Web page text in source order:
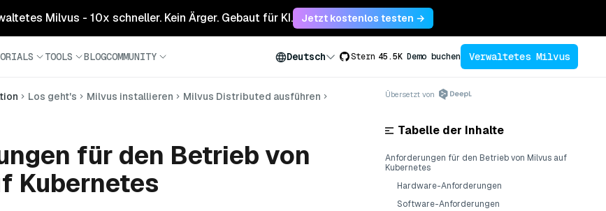
Milvus - 10x schneller. Kein Ärger. Gebaut für KI. Jetzt kostenlos testen →
TOOLS BLOGCOMMUNITY Deutsch Stern 45.5K Demo buchen Verwaltetes Milvus
Los geht's Milvus installieren
Milvus Distributed ausführen
für den Betrieb von
Kubernetes
Übersetzt von
Tabelle der Inhalte
Anforderungen für den Betrieb von Milvus auf
Kubernetes
Hardware-Anforderungen
Software-Anforderungen